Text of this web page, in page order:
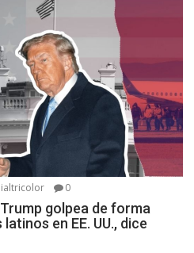
0
golpea de forma
en EE. UU., dice